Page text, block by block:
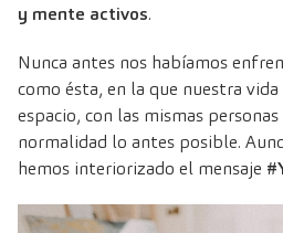
y mente activos.
Nunca antes nos habíamos
como ésta, en la que nuestra
espacio, con las mismas
normalidad lo antes posible.
hemos interiorizado el mensaje